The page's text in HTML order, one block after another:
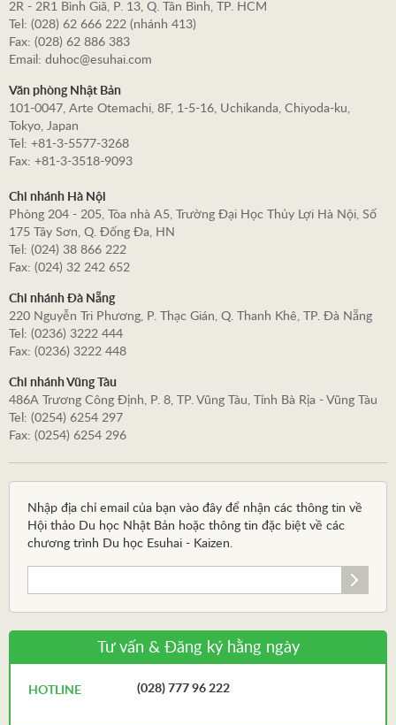
2R - 2R1 Bình Giã, P. 13, Q. Tân Bình, TP. HCM
Tel: (028) 62 666 222 (nhánh 413)
Fax: (028) 62 886 383
Email: duhoc@esuhai.com
Văn phòng Nhật Bản
101-0047, Arte Otemachi, 8F, 1-5-16, Uchikanda, Chiyoda-ku,
Tokyo, Japan
Tel: +81-3-5577-3268
Fax: +81-3-3518-9093
Chi nhánh Hà Nội
Phòng 204 - 205, Tòa nhà A5, Trường Đại Học Thủy Lợi Hà Nội, Số
175 Tây Sơn, Q. Đống Đa, HN
Tel: (024) 38 866 222
Fax: (024) 32 242 652
Chi nhánh Đà Nẵng
220 Nguyễn Tri Phương, P. Thạc Gián, Q. Thanh Khê, TP. Đà Nẵng
Tel: (0236) 3222 444
Fax: (0236) 3222 448
Chi nhánh Vũng Tàu
486A Trương Công Định, P. 8, TP. Vũng Tàu, Tỉnh Bà Rịa - Vũng Tàu
Tel: (0254) 6254 297
Fax: (0254) 6254 296
Nhập địa chỉ email của bạn vào đây để nhận các thông tin về
Hội thảo Du học Nhật Bản hoặc thông tin đặc biệt về các
chương trình Du học Esuhai - Kaizen.
Tư vấn & Đăng ký hằng ngày
HOTLINE (028) 777 96 222